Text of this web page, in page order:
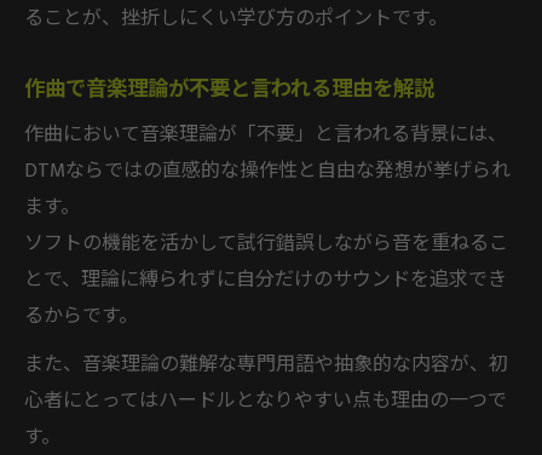
DTMで音楽理論を独学する最初の一歩とは
DTMに役立つスケールとコード進行の覚え
方
音楽理論独学を効率化するアウトプット習
ピアノロールで学ぶ音楽理論入門の実践例
実践で役立つ音楽理論入門のすすめ
め方
作曲に活かせる音楽理論基礎をわかりやす
ることが、挫折しにくい学び方のポイントです。
作曲で音楽理論が不要と言われる理由を解説
作曲において音楽理論が「不要」と言われる背景には、
DTMならではの直感的な操作性と自由な発想が挙げられ
ます。
ソフトの機能を活かして試行錯誤しながら音を重ねるこ
とで、理論に縛られずに自分だけのサウンドを追求でき
るからです。
また、音楽理論の難解な専門用語や抽象的な内容が、初
心者にとってはハードルとなりやすい点も理由の一つで
す。